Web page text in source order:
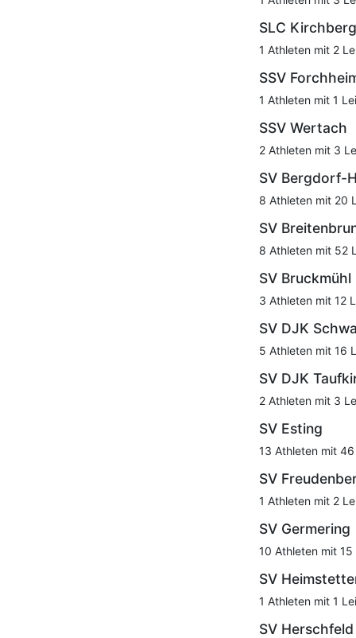
SLC Kirchberg
1 Athleten mit 2
SSV
1 Athleten mit 1
SSV Wertach
2 Athleten mit 3
SV Bergdorf-
8 Athleten mit 20
SV
8 Athleten mit 52
SV Bruckmühl
3 Athleten mit 12
SV DJK
5 Athleten mit 16
SV DJK
2 Athleten mit 3
SV Esting
13 Athleten mit
SV
1 Athleten mit 2
SV Germering
10 Athleten mit
SV
1 Athleten mit 1
SV Herschfeld